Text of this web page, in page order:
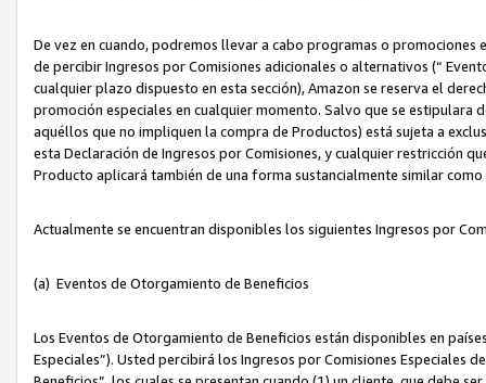
De vez en cuando, podremos llevar a cabo programas o
de percibir Ingresos por Comisiones adicionales o alternativos (“
cualquier plazo dispuesto en esta sección), Amazon se reserva el
promoción especiales en cualquier momento. Salvo que se
aquéllos que no impliquen la compra de Productos) está sujeta a
esta Declaración de Ingresos por Comisiones, y cualquier restricción
Producto aplicará también de una forma sustancialmente similar
Actualmente se encuentran disponibles los siguientes Ingresos por
(a) Eventos de Otorgamiento de Beneficios
Los Eventos de Otorgamiento de Beneficios están disponibles en
Especiales”). Usted percibirá los Ingresos por Comisiones Especiales